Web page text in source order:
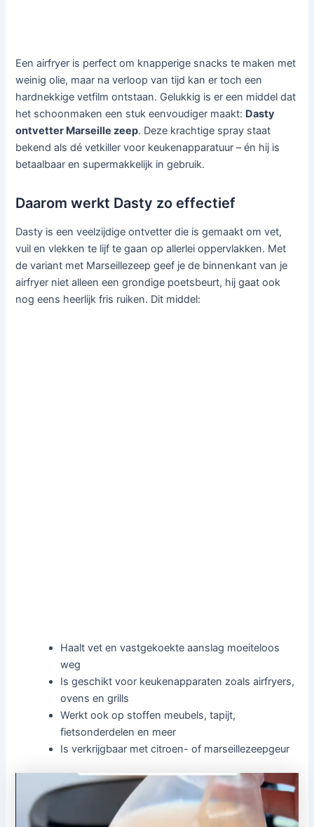
Een airfryer is perfect om knapperige snacks te maken met
weinig olie, maar na verloop van tijd kan er toch een
hardnekkige vetfilm ontstaan. Gelukkig is er een middel dat
het schoonmaken een stuk eenvoudiger maakt: Dasty
ontvetter Marseille zeep. Deze krachtige spray staat
bekend als dé vetkiller voor keukenapparatuur – én hij is
betaalbaar en supermakkelijk in gebruik.
Daarom werkt Dasty zo effectief
Dasty is een veelzijdige ontvetter die is gemaakt om vet,
vuil en vlekken te lijf te gaan op allerlei oppervlakken. Met
de variant met Marseillezeep geef je de binnenkant van je
airfryer niet alleen een grondige poetsbeurt, hij gaat ook
nog eens heerlijk fris ruiken. Dit middel:
Haalt vet en vastgekoekte aanslag moeiteloos
weg
Is geschikt voor keukenapparaten zoals airfryers,
ovens en grills
Werkt ook op stoffen meubels, tapijt,
fietsonderdelen en meer
Is verkrijgbaar met citroen- of marseillezeepgeur